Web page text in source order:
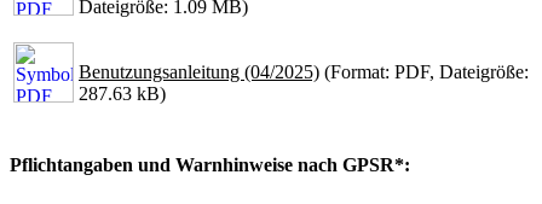
Dateigröße: 1.09 MB)
Benutzungsanleitung (04/2025) (Format: PDF, Dateigröße:
287.63 kB)
Pflichtangaben und Warnhinweise nach GPSR*: